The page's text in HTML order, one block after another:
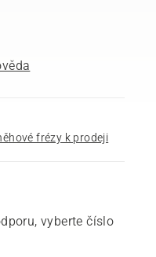
frézy k prodeji
vyberte číslo